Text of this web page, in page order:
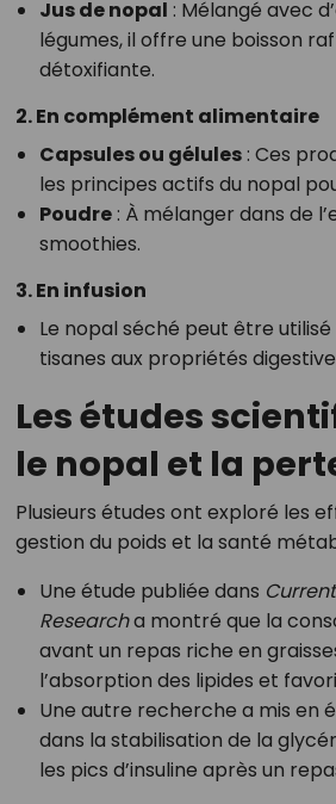
Jus de nopal : Mélangé avec
légumes, il offre une boisson
détoxifiante.
2. En complément alimentaire
Capsules ou gélules: Ces
les principes actifs du nopal
Poudre: À mélanger dans de
smoothies.
3. En infusion
Le nopal séché peut être
tisanes aux propriétés
Les études
le nopal et la
Plusieurs études ont exploré les
gestion du poids et la santé
Une étude publiée dans
Researcha montré que la
avant un repas riche en
l’absorption des lipides et
Une autre recherche a mis en
dans la stabilisation de la
les pics d’insuline après un